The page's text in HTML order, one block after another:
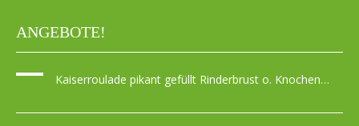
ANGEBOTE!
Kaiserroulade pikant gefüllt Rinderbrust o. Knochen…